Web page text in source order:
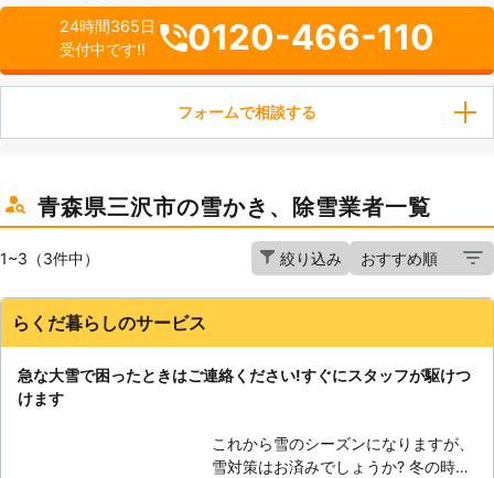
24時間365日
受付中です!!
0120-466-110
フォームで相談する
青森県三沢市の雪かき、除雪業者一覧
1~3（3件中） 絞り込み
らくだ暮らしのサービス
急な大雪で困ったときはご連絡ください!すぐにスタッフが駆けつ
けます
これから雪のシーズンになりますが、
雪対策はお済みでしょうか? 冬の時期